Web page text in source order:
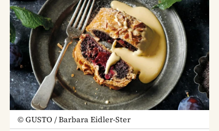
©GUSTO / Barbara Eidler-Ster